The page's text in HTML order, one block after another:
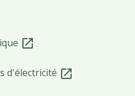
open_in_new
d'électricité open_in_new